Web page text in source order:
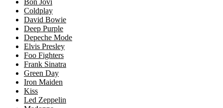
Bon Jovi
Coldplay
David Bowie
Deep Purple
Depeche Mode
Elvis Presley
Foo Fighters
Frank Sinatra
Green Day
Iron Maiden
Kiss
Led Zeppelin